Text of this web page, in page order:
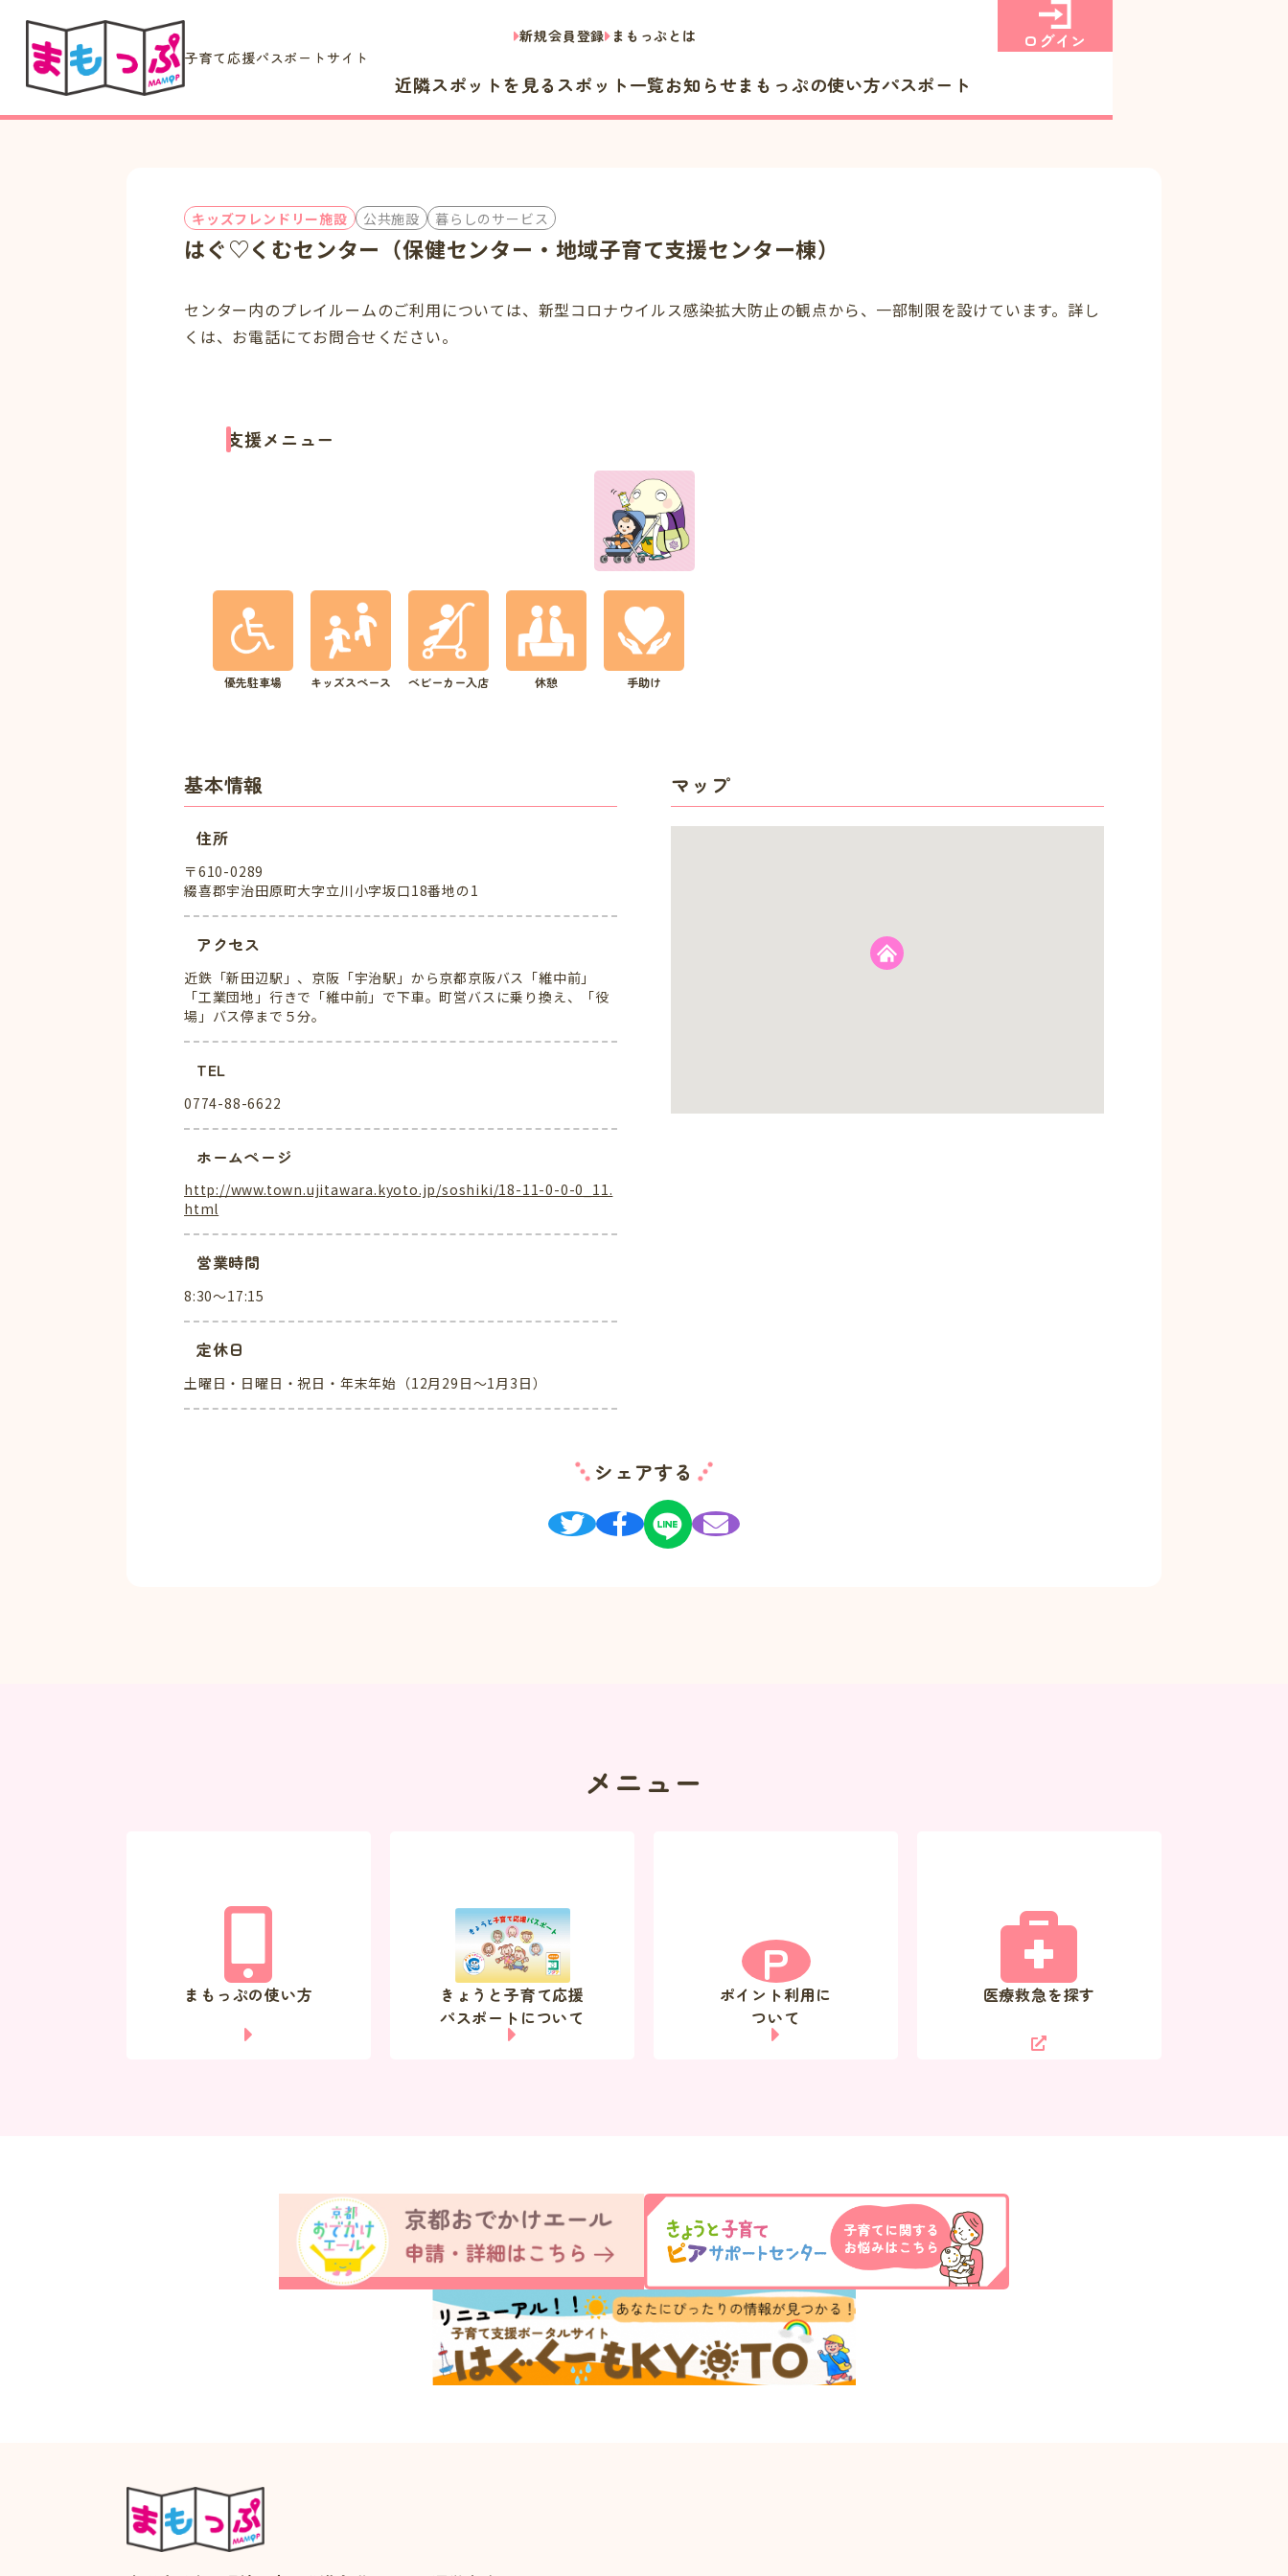
子育て応援パスポートサイト
新規会員登録 まもっぷとは ログイン
近隣スポットを見るスポット一覧お知らせまもっぷの使い方パスポート
キッズフレンドリー施設 公共施設 暮らしのサービス
はぐ♡くむセンター（保健センター・地域子育て支援センター棟）
センター内のプレイルームのご利用については、新型コロナウイルス感染拡大防止の観点から、一部制限を設けています。詳し
くは、お電話にてお問合せください。
支援メニュー
優先駐車場 キッズスペース ベビーカー入店 休憩 手助け
基本情報
住所
〒610-0289
綴喜郡宇治田原町大字立川小字坂口18番地の1
アクセス
近鉄「新田辺駅」、京阪「宇治駅」から京都京阪バス「維中前」
「工業団地」行きで「維中前」で下車。町営バスに乗り換え、「役
場」バス停まで５分。
TEL
0774-88-6622
ホームページ
http://www.town.ujitawara.kyoto.jp/soshiki/18-11-0-0-0_11.
html
営業時間
8:30～17:15
定休日
土曜日・日曜日・祝日・年末年始（12月29日～1月3日）
マップ
シェアする
メニュー
まもっぷの使い方
きょうと子育て応援
パスポートについて
P
ポイント利用に
ついて
医療救急を探す